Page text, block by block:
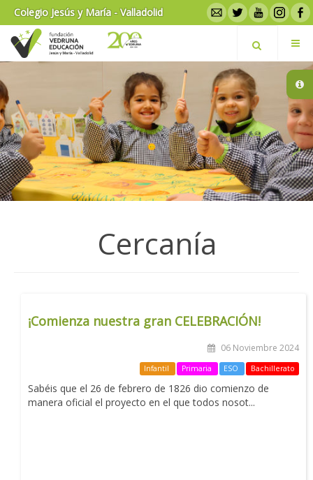
Colegio Jesús y María - Valladolid
Cercanía
¡Comienza nuestra gran CELEBRACIÓN!
06 Noviembre 2024
Infantil Primaria ESO Bachillerato
Sabéis que el 26 de febrero de 1826 dio comienzo de
manera oficial el proyecto en el que todos nosot...